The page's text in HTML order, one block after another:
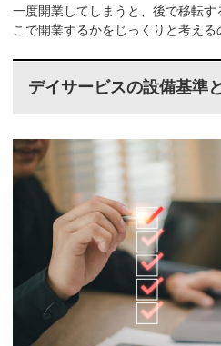
一度開業してしまうと、後で移転
こで開業するかをじっくりと考える
デイサービスの設備基準